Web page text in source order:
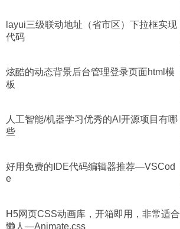
layui三级联动地址（省市区）下拉框实现
代码
炫酷的动态背景后台管理登录页面html模
板
人工智能/机器学习优秀的AI开源项目有哪
些
好用免费的IDE代码编辑器推荐—VSCod
e
H5网页CSS动画库，开箱即用，非常适合
懒人—Animate.css